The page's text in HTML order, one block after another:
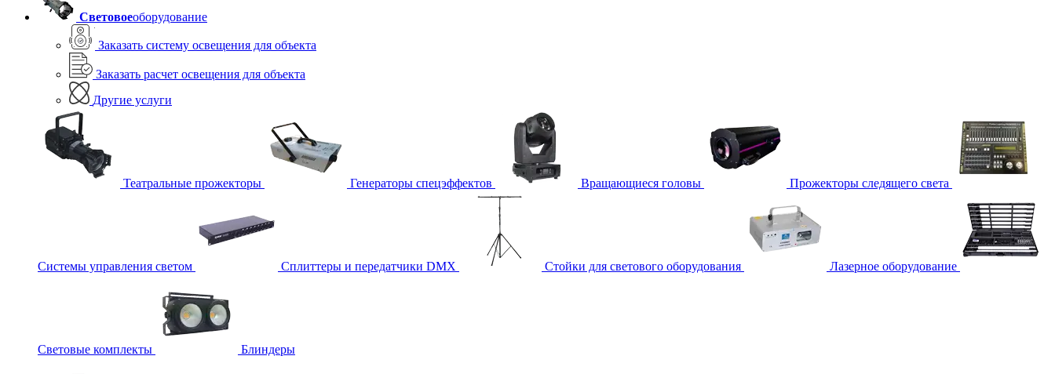
Световоеоборудование
Заказать систему освещения для объекта
Заказать расчет освещения для объекта
Другие услуги
Театральные прожекторы Генераторы спецэффектов Вращающиеся головы Прожекторы следящего света
Системы управления светом Сплиттеры и передатчики DMX Стойки для светового оборудования Лазерное оборудование
Световые комплекты Блиндеры